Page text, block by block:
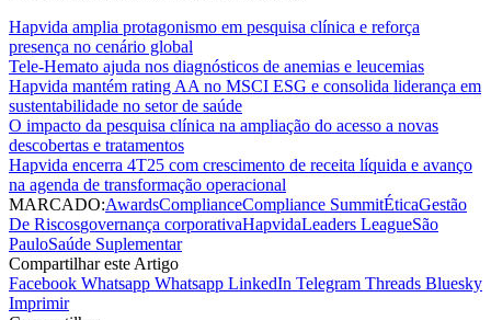
Hapvida amplia protagonismo em pesquisa clínica e reforça
presença no cenário global
Tele-Hemato ajuda nos diagnósticos de anemias e leucemias
Hapvida mantém rating AA no MSCI ESG e consolida liderança em
sustentabilidade no setor de saúde
O impacto da pesquisa clínica na ampliação do acesso a novas
descobertas e tratamentos
Hapvida encerra 4T25 com crescimento de receita líquida e avanço
na agenda de transformação operacional
MARCADO:AwardsComplianceCompliance SummitÉticaGestão
De Riscosgovernança corporativaHapvidaLeaders LeagueSão
PauloSaúde Suplementar
Compartilhar este Artigo
Facebook Whatsapp Whatsapp LinkedIn Telegram Threads Bluesky
Imprimir